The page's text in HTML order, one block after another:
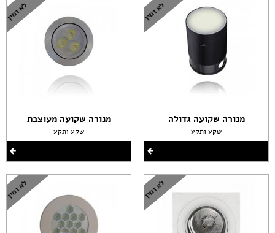
מנורה שקועה גדולה
שקע ותקע
מנורה שקועה מעוצבת
שקע ותקע